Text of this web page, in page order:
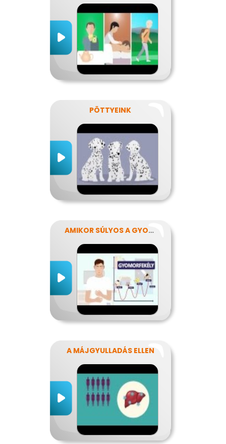
PÖTTYEINK
AMIKOR SÚLYOS A GYOMORFÁJÁS
A MÁJGYULLADÁS ELLEN